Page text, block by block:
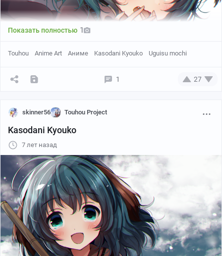
Twitter
Показать полностью 1
Touhou Anime Art Аниме Kasodani Kyouko Uguisu mochi
1 27
skinner56 Touhou Project
Kasodani Kyouko
7 лет назад